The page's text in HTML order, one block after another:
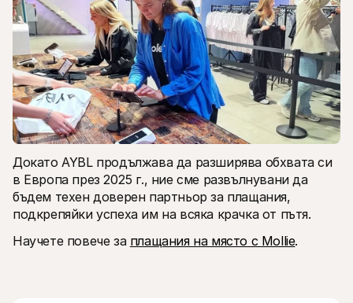
Докато AYBL продължава да разширява обхвата си
в Европа през 2025 г., ние сме развълнувани да
бъдем техен доверен партньор за плащания,
подкрепяйки успеха им на всяка крачка от пътя.
Научете повече за плащания на място с Mollie.